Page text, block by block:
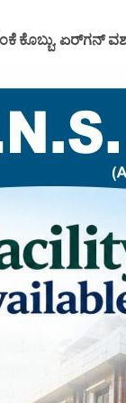
ಕೊಬ್ಬು, ಏರ್‌ಗನ್